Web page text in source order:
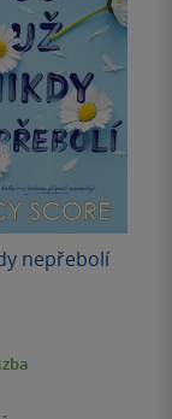
nepřebolí